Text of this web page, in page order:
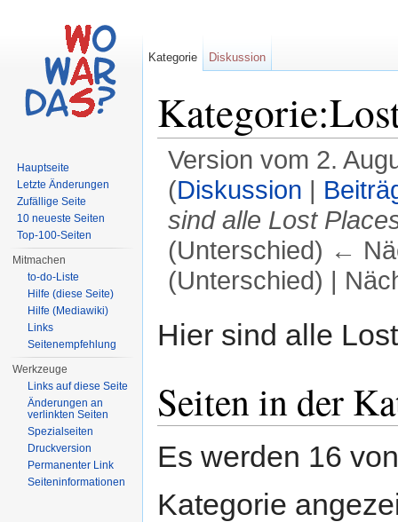
Version vom 2.
(Diskussion |
sind alle Lost
(Unterschied) ←
(Unterschied) |
Hier sind alle
Seiten in der
Es werden 16
Kategorie
Kategorie Diskussion
Hauptseite
Letzte Änderungen
Zufällige Seite
10 neueste Seiten
Top-100-Seiten
Mitmachen
to-do-Liste
Hilfe (diese Seite)
Hilfe (Mediawiki)
Links
Seitenempfehlung
Werkzeuge
Links auf diese Seite
Änderungen an
verlinkten Seiten
Spezialseiten
Druckversion
Permanenter Link
Seiteninformationen